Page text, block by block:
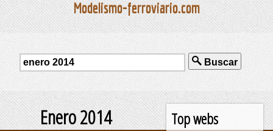
Modelismo-ferroviario.com
Buscar
Top webs
Enero 2014